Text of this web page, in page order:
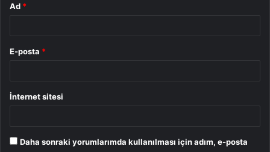
Ad *
E-posta *
İnternet sitesi
Daha sonraki yorumlarımda kullanılması için adım, e-posta